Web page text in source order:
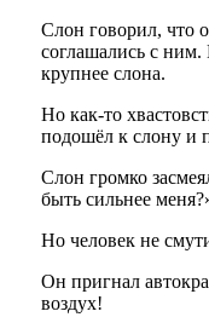
Слон говорил, что
соглашались с ним.
крупнее слона.
Но как-то
подошёл к слону и
Слон громко
быть сильнее
Но человек не
Он пригнал
воздух!